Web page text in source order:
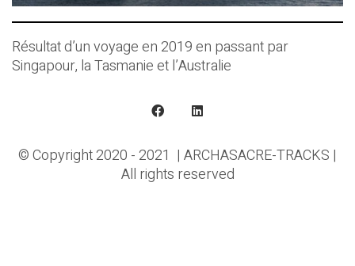
Résultat d’un voyage en 2019 en passant par
Singapour, la Tasmanie et l’Australie
© Copyright 2020 - 2021 | ARCHASACRE-TRACKS |
All rights reserved